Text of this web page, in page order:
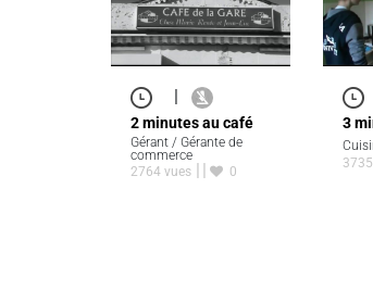
2 minutes au café
Gérant / Gérante de
commerce
2764 vues
0
3